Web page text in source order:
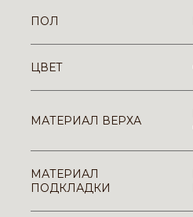
ПОЛ
ЦВЕТ
МАТЕРИАЛ ВЕРХА
МАТЕРИАЛ
ПОДКЛАДКИ